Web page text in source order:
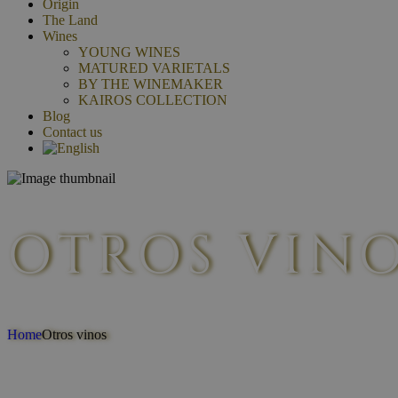
Origin
The Land
Wines
YOUNG WINES
MATURED VARIETALS
BY THE WINEMAKER
KAIROS COLLECTION
Blog
Contact us
OTROS
HomeOtros vinos